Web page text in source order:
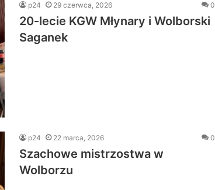
p24 29 czerwca, 2026 0
20-lecie KGW Młynary i Wolborski
Saganek
p24 22 marca, 2026 0
Szachowe mistrzostwa w
Wolborzu